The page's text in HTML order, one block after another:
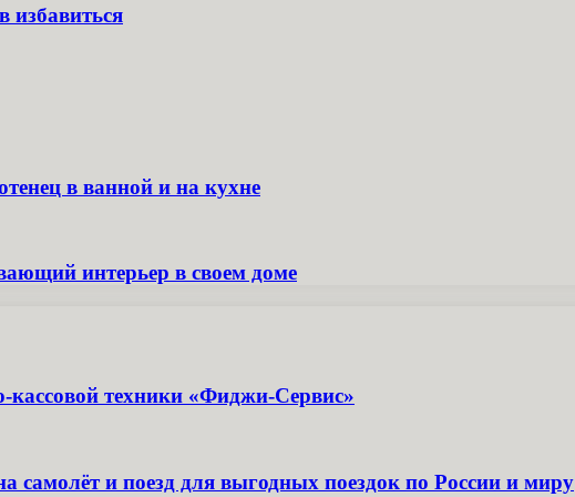
избавиться
в ванной и на кухне
интерьер в своем доме
техники «Фиджи-Сервис»
самолёт и поезд для выгодных поездок по России и миру